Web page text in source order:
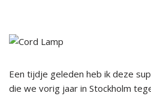
Een tijdje geleden heb ik deze
die we vorig jaar in Stockholm